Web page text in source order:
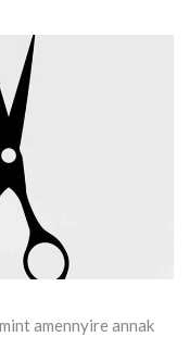
amennyire annak